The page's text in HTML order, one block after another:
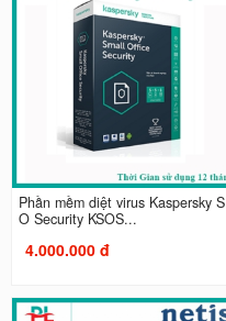
Phần mềm diệt virus Kaspersky S
O Security KSOS...
4.000.000 đ